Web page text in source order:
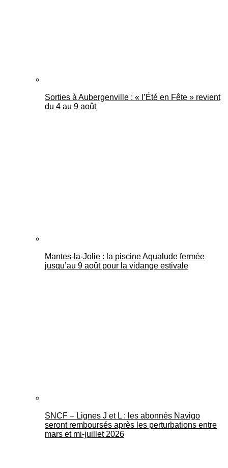
Sorties à Aubergenville : « l’Été en Fête » revient
du 4 au 9 août
Mantes-la-Jolie : la piscine Aqualude fermée
jusqu’au 9 août pour la vidange estivale
SNCF – Lignes J et L : les abonnés Navigo
seront remboursés après les perturbations entre
mars et mi-juillet 2026